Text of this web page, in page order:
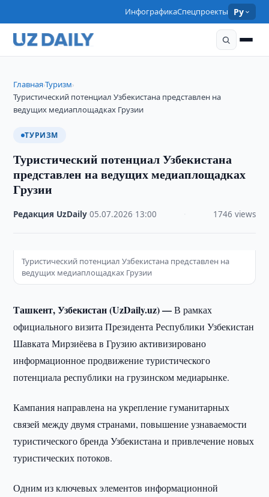
ИнфографикаСпецпроекты Ру
Главная›Туризм›
Туристический потенциал Узбекистана представлен на
ведущих медиаплощадках Грузии
ТУРИЗМ
Туристический потенциал Узбекистана
представлен на ведущих медиаплощадках
Грузии
Редакция UzDaily ·05.07.2026 13:00 1746 views
Туристический потенциал Узбекистана представлен на
ведущих медиаплощадках Грузии
Ташкент, Узбекистан (UzDaily.uz) —В рамках
официального визита Президента Республики Узбекистан
Шавката Мирзиёева в Грузию активизировано
информационное продвижение туристического
потенциала республики на грузинском медиарынке.
Кампания направлена на укрепление гуманитарных
связей между двумя странами, повышение узнаваемости
туристического бренда Узбекистана и привлечение новых
туристических потоков.
Одним из ключевых элементов информационной